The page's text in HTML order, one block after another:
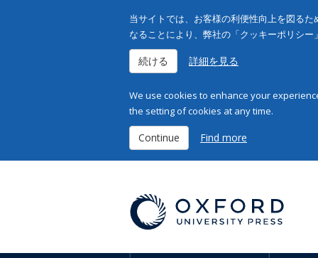
当サイトでは、お客様の利便性向上を図る
なることにより、弊社の「クッキーポリシ
続ける 詳細を見る
We use cookies to enhance your
the setting of cookies at any time.
Continue Find more